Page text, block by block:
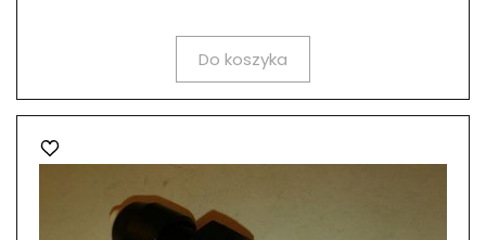
Do koszyka